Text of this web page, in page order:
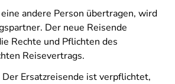
andere Person übertragen, wird
Der neue Reisende
Rechte und Pflichten des
Reisevertrags.
Ersatzreisende ist verpflichtet,